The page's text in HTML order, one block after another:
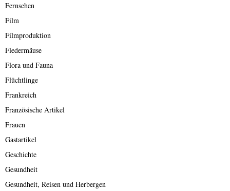
Fernsehen
Film
Filmproduktion
Fledermäuse
Flora und Fauna
Flüchtlinge
Frankreich
Französische Artikel
Frauen
Gastartikel
Geschichte
Gesundheit
Gesundheit, Reisen und Herbergen